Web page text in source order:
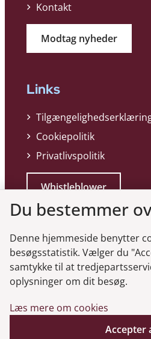
Kontakt
Modtag nyheder
Links
Cookiepolitik
Privatlivspolitik
Whistleblower
Genveje
Gå til
Gå til
Du bestemmer
Denne hjemmeside benytter
besøgsstatistik. Vælger du
samtykke til at
oplysninger om dit besøg.
Læs mere om cookies
Accepter